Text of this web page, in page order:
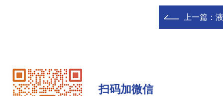
上一篇：
扫码加微信